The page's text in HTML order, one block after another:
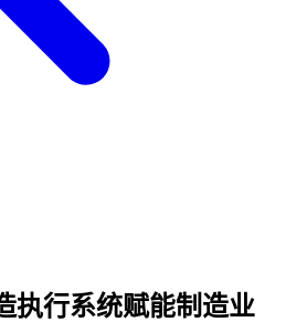
执行系统赋能制造业